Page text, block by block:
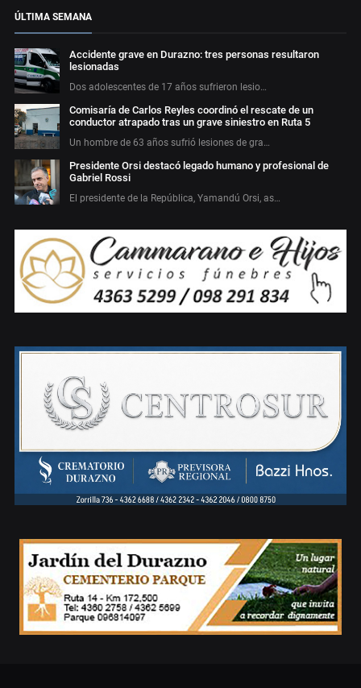
ÚLTIMA SEMANA
Accidente grave en Durazno: tres personas resultaron
lesionadas
Dos adolescentes de 17 años sufrieron lesio…
Comisaría de Carlos Reyles coordinó el rescate de un
conductor atrapado tras un grave siniestro en Ruta 5
Un hombre de 63 años sufrió lesiones de gra…
Presidente Orsi destacó legado humano y profesional de
Gabriel Rossi
El presidente de la República, Yamandú Orsi, as…